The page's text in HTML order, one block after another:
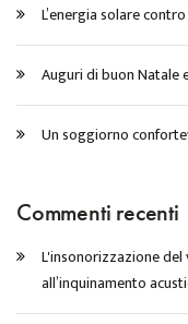
L’energia solare
Auguri di buon Natale
Un soggiorno
Commenti recenti
L'insonorizzazione del
all’inquinamento